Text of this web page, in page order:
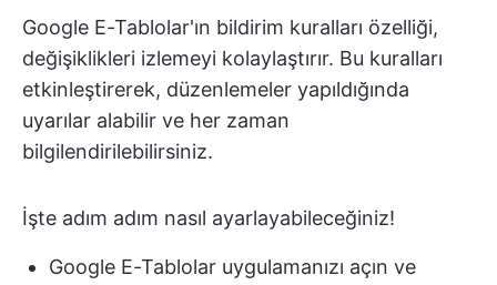
Google E-Tablolar'ın bildirim kuralları özelliği,
değişiklikleri izlemeyi kolaylaştırır. Bu kuralları
etkinleştirerek, düzenlemeler yapıldığında
uyarılar alabilir ve her zaman
bilgilendirilebilirsiniz.
İşte adım adım nasıl ayarlayabileceğiniz!
Google E-Tablolar uygulamanızı açın ve